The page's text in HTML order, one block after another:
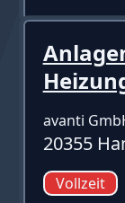
avanti
20355
Vollzeit